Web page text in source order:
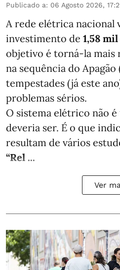
Publicado a: 06 Agosto 2026,
A rede elétrica nacional
investimento de 1,58
objetivo é torná-la mais
na sequência do Apagão
tempestades (já este
problemas sérios.
O sistema elétrico não
deveria ser. É o que
resultam de vários
“Rel ...
Ver